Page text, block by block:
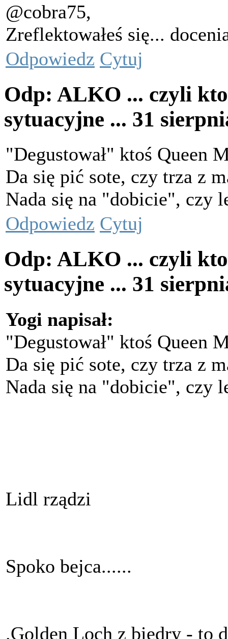
@cobra75,
Zreflektowałeś się...
Odpowiedz Cytuj
Odp: ALKO ... czyli
sytuacyjne ... 31
"Degustował" ktoś Queen
Da się pić sote, czy trza z
Nada się na "dobicie", czy
Odpowiedz Cytuj
Odp: ALKO ... czyli
sytuacyjne ... 31
Yogi napisał:
"Degustował" ktoś Queen
Da się pić sote, czy trza z
Nada się na "dobicie", czy
Lidl rządzi
Spoko bejca......
.Golden Loch z biedry - to